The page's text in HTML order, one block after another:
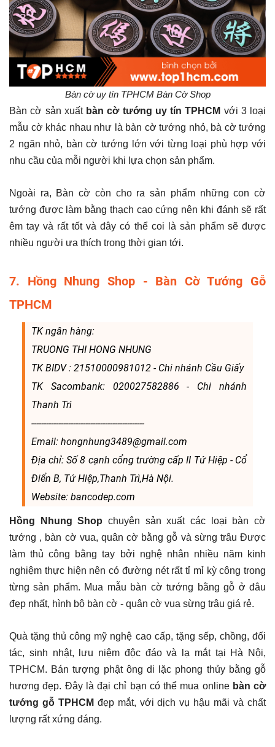
Bàn cờ uy tín TPHCM Bàn Cờ Shop
Bàn cờ sản xuất bàn cờ tướng uy tín TPHCM với 3 loại
mẫu cờ khác nhau như là bàn cờ tướng nhỏ, bà cờ tướng
2 ngăn nhỏ, bàn cờ tướng lớn với từng loại phù hợp với
nhu cầu của mỗi người khi lựa chọn sản phẩm.
Ngoài ra, Bàn cờ còn cho ra sản phẩm những con cờ
tướng được làm bằng thạch cao cứng nên khi đánh sẽ rất
êm tay và rất tốt và đây có thể coi là sản phẩm sẽ được
nhiều người ưa thích trong thời gian tới.
7. Hồng Nhung Shop - Bàn Cờ Tướng Gỗ
TPHCM
TK ngân hàng:
TRUONG THI HONG NHUNG
TK BIDV : 21510000981012 - Chi nhánh Cầu Giấy
TK Sacombank: 020027582886 - Chi nhánh
Thanh Trì
----------------------------------------------
Email: hongnhung3489@gmail.com
Địa chỉ: Số 8 cạnh cổng trường cấp II Tứ Hiệp - Cổ
Điển B, Tứ Hiệp,Thanh Trì,Hà Nội.
Website: bancodep.com
Hồng Nhung Shop chuyên sản xuất các loại bàn cờ
tướng , bàn cờ vua, quân cờ bằng gỗ và sừng trâu Được
làm thủ công bằng tay bởi nghệ nhân nhiều năm kinh
nghiệm thực hiện nên có đường nét rất tỉ mỉ kỳ công trong
từng sản phẩm. Mua mẫu bàn cờ tướng bằng gỗ ở đâu
đẹp nhất, hình bộ bàn cờ - quân cờ vua sừng trâu giá rẻ.
Quà tặng thủ công mỹ nghệ cao cấp, tặng sếp, chồng, đối
tác, sinh nhật, lưu niệm độc đáo và lạ mắt tại Hà Nội,
TPHCM. Bán tượng phật ông di lặc phong thủy bằng gỗ
hương đẹp. Đây là đại chỉ bạn có thể mua online bàn cờ
tướng gỗ TPHCM đẹp mắt, với dịch vụ hậu mãi và chất
lượng rất xứng đáng.